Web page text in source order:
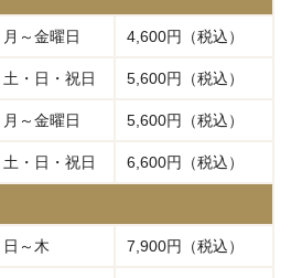
月～金曜日 4,600円（税込）
土・日・祝日 5,600円（税込）
月～金曜日 5,600円（税込）
土・日・祝日 6,600円（税込）
日～木 7,900円（税込）